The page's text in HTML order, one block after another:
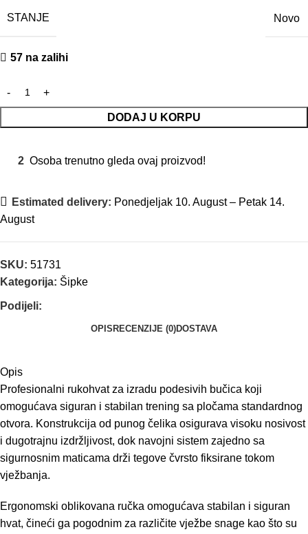
STANJE Novo
57 na zalihi
DODAJ U KORPU
2 Osoba trenutno gleda ovaj proizvod!
Estimated delivery: Ponedjeljak 10. August – Petak 14.
August
SKU: 51731
Kategorija: Šipke
Podijeli:
OPIS RECENZIJE (0)DOSTAVA
Opis
Profesionalni rukohvat za izradu podesivih bučica koji
omogućava siguran i stabilan trening sa pločama standardnog
otvora. Konstrukcija od punog čelika osigurava visoku nosivost
i dugotrajnu izdržljivost, dok navojni sistem zajedno sa
sigurnosnim maticama drži tegove čvrsto fiksirane tokom
vježbanja.
Ergonomski oblikovana ručka omogućava stabilan i siguran
hvat, čineći ga pogodnim za različite vježbe snage kao što su